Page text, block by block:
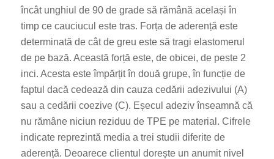
încât unghiul de 90 de grade să rămână același în
timp ce cauciucul este tras. Forța de aderență este
determinată de cât de greu este să tragi elastomerul
de pe bază. Această forță este, de obicei, de peste 2
inci. Acesta este împărțit în două grupe, în funcție de
faptul dacă cedează din cauza cedării adezivului (A)
sau a cedării coezive (C). Eșecul adeziv înseamnă că
nu rămâne niciun reziduu de TPE pe material. Cifrele
indicate reprezintă media a trei studii diferite de
aderență. Deoarece clientul dorește un anumit nivel